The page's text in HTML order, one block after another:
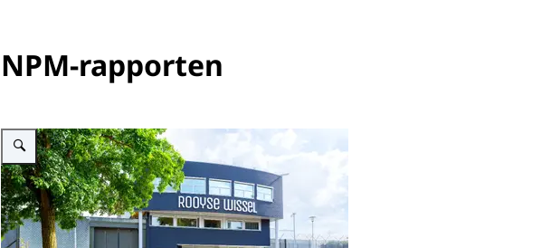
NPM-rapporten
Vergroot afbeelding Voorkant gebouw FPC De Rooyse Wissel